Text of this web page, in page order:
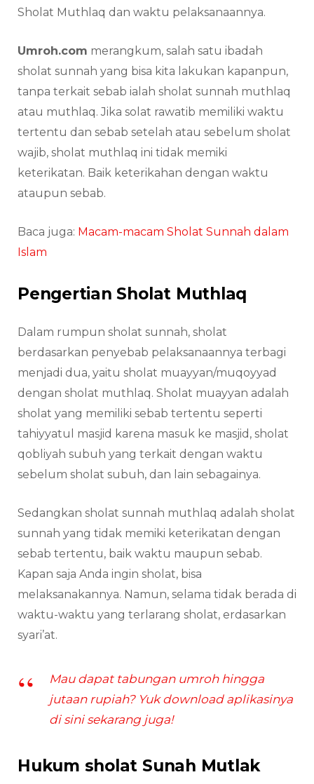
Sholat Muthlaq dan waktu pelaksanaannya.
Umroh.com merangkum, salah satu ibadah
sholat sunnah yang bisa kita lakukan kapanpun,
tanpa terkait sebab ialah sholat sunnah muthlaq
atau muthlaq. Jika solat rawatib memiliki waktu
tertentu dan sebab setelah atau sebelum sholat
wajib, sholat muthlaq ini tidak memiki
keterikatan. Baik keterikahan dengan waktu
ataupun sebab.
Baca juga: Macam-macam Sholat Sunnah dalam
Islam
Pengertian Sholat Muthlaq
Dalam rumpun sholat sunnah, sholat
berdasarkan penyebab pelaksanaannya terbagi
menjadi dua, yaitu sholat muayyan/muqoyyad
dengan sholat muthlaq. Sholat muayyan adalah
sholat yang memiliki sebab tertentu seperti
tahiyyatul masjid karena masuk ke masjid, sholat
qobliyah subuh yang terkait dengan waktu
sebelum sholat subuh, dan lain sebagainya.
Sedangkan sholat sunnah muthlaq adalah sholat
sunnah yang tidak memiki keterikatan dengan
sebab tertentu, baik waktu maupun sebab.
Kapan saja Anda ingin sholat, bisa
melaksanakannya. Namun, selama tidak berada di
waktu-waktu yang terlarang sholat, erdasarkan
syari’at.
Mau dapat tabungan umroh hingga
jutaan rupiah? Yuk download aplikasinya
di sini sekarang juga!
Hukum sholat Sunah Mutlak